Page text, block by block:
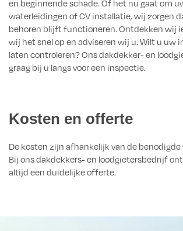
en beginnende schade. Of het nu gaat om
waterleidingen of CV installatie, wij zorgen
behoren blijft functioneren. Ontdekken wij
wij het snel op en adviseren wij u. Wilt u uw
laten controleren? Ons dakdekker- en
graag bij u langs voor een inspectie.
Kosten en offerte
De kosten zijn afhankelijk van de
Bij ons dakdekkers- en loodgietersbedrijf
altijd een duidelijke offerte.